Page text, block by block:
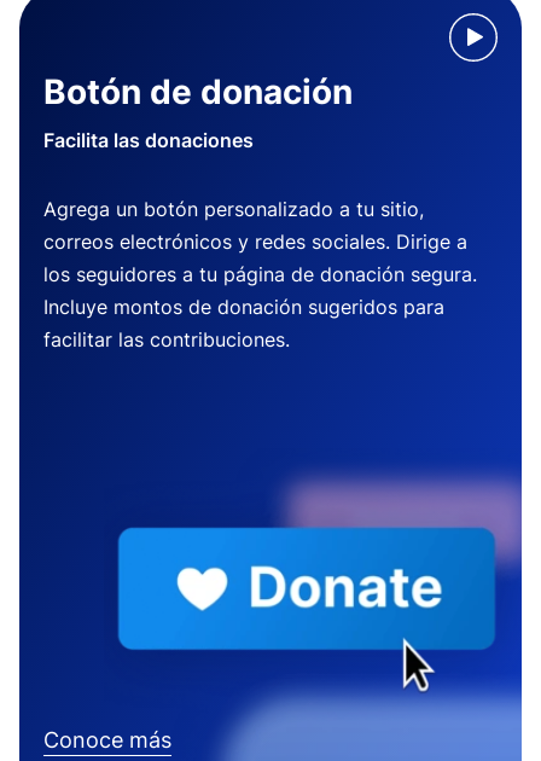
Botón de donación
Facilita las donaciones
Agrega un botón personalizado a tu sitio,
correos electrónicos y redes sociales. Dirige a
los seguidores a tu página de donación segura.
Incluye montos de donación sugeridos para
facilitar las contribuciones.
Conoce más